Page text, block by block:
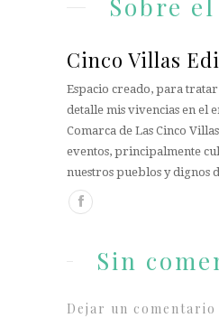
Sobre
Cinco Villas
Espacio creado, para
detalle mis vivencias en el
Comarca de Las Cinco
eventos, principalmente
nuestros pueblos y dignos
Sin
Dejar un comentario